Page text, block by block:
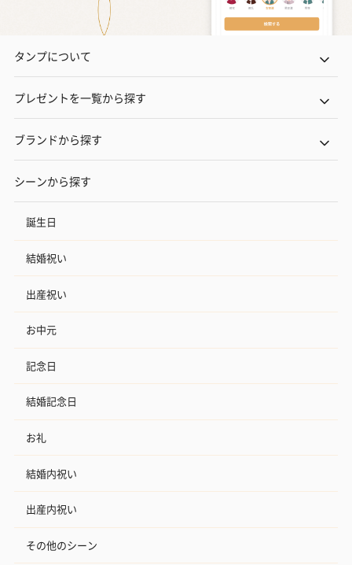
フラワーテディベア
テディベア（バニラ）
テディベア（
ル）（1,760円
紅茶・コーヒー・スイーツ
への＋αにおすすめです。
アールグレイ（HAPPY
BIRTHDAY TO YOU）
（660円）
（660円）
円）
です。
タンプについて
プレゼントを一覧から探す
ブランドから探す
シーンから探す
誕生日
結婚祝い
出産祝い
お中元
記念日
結婚記念日
お礼
結婚内祝い
出産内祝い
その他のシーン